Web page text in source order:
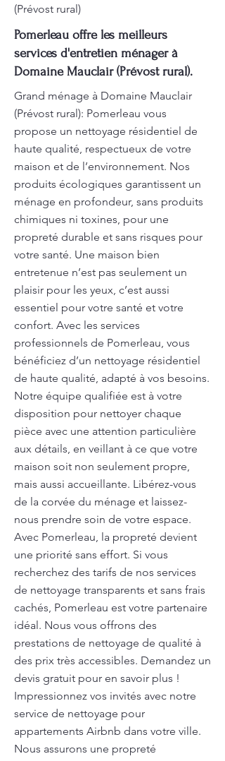
(Prévost rural)
Pomerleau offre les meilleurs
services d'entretien ménager à
Domaine Mauclair (Prévost rural).
Grand ménage à Domaine Mauclair
(Prévost rural): Pomerleau vous
propose un nettoyage résidentiel de
haute qualité, respectueux de votre
maison et de l’environnement. Nos
produits écologiques garantissent un
ménage en profondeur, sans produits
chimiques ni toxines, pour une
propreté durable et sans risques pour
votre santé. Une maison bien
entretenue n’est pas seulement un
plaisir pour les yeux, c’est aussi
essentiel pour votre santé et votre
confort. Avec les services
professionnels de Pomerleau, vous
bénéficiez d’un nettoyage résidentiel
de haute qualité, adapté à vos besoins.
Notre équipe qualifiée est à votre
disposition pour nettoyer chaque
pièce avec une attention particulière
aux détails, en veillant à ce que votre
maison soit non seulement propre,
mais aussi accueillante. Libérez-vous
de la corvée du ménage et laissez-
nous prendre soin de votre espace.
Avec Pomerleau, la propreté devient
une priorité sans effort. Si vous
recherchez des tarifs de nos services
de nettoyage transparents et sans frais
cachés, Pomerleau est votre partenaire
idéal. Nous vous offrons des
prestations de nettoyage de qualité à
des prix très accessibles. Demandez un
devis gratuit pour en savoir plus !
Impressionnez vos invités avec notre
service de nettoyage pour
appartements Airbnb dans votre ville.
Nous assurons une propreté